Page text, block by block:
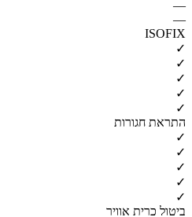
—
—
ISOFIX
✓
✓
✓
✓
✓
התראת חגורות
✓
✓
✓
✓
✓
ביטול כרית אוויר